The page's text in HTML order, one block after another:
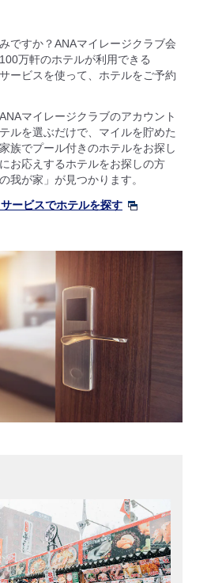
ですか？ANAマイレージクラブ会
万軒のホテルが利用できる
ービスを使って、ホテルをご予約
マイレージクラブのアカウント
ルを選ぶだけで、マイルを貯めた
族でプール付きのホテルをお探し
お応えするホテルをお探しの方
我が家」が見つかります。
ービスでホテルを探す